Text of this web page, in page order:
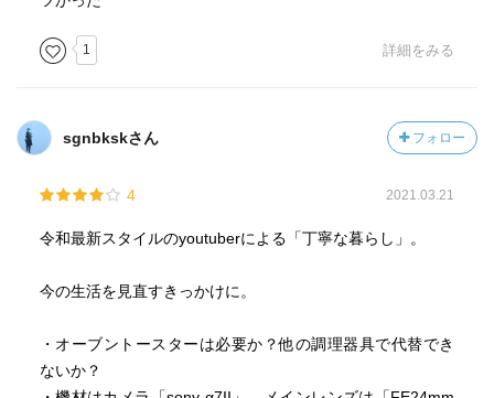
1 詳細をみる
sgnbkskさん フォロー
4 2021.03.21
令和最新スタイルのyoutuberによる「丁寧な暮らし」。
今の生活を見直すきっかけに。
・オーブントースターは必要か？他の調理器具で代替でき
ないか？